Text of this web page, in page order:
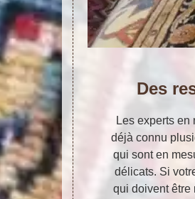
Des
Les experts en
déjà connu
qui sont en
délicats. Si
qui doivent être